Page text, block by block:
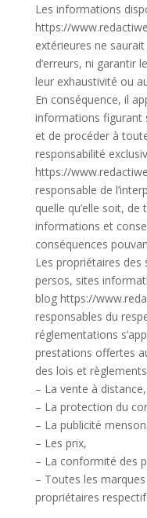
Les informations
https://
extérieures ne
d’erreurs, ni garantir
leur exhaustivité ou
En conséquence, il
informations figurant
et de procéder à
responsabilité
https://
responsable de
quelle qu’elle soit,
informations et
conséquences
Les propriétaires des
persos, sites
blog https://
responsables du
réglementations
prestations offertes
des lois et
– La vente à distance,
– La protection du
– La publicité
– Les prix,
– La conformité des
– Toutes les
propriétaires